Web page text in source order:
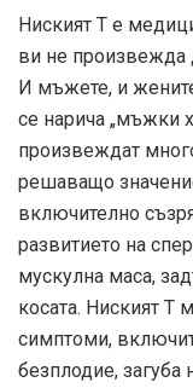
Ниският T е
ви не произвежда
И мъжете, и
се нарича „мъжки
произвеждат
решаващо
включително
развитието на
мускулна маса,
косата. Ниският T
симптоми,
безплодие, загуба